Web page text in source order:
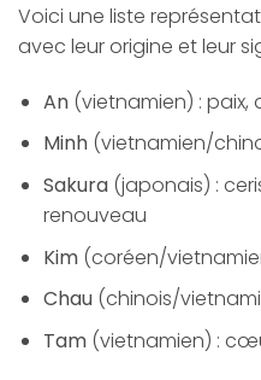
Voici une liste
avec leur origine et leur
An(vietnamien) : paix,
Minh(vietnamien/
Sakura(japonais) :
renouveau
Kim(coréen/
Chau(chinois/
Tam(vietnamien) :